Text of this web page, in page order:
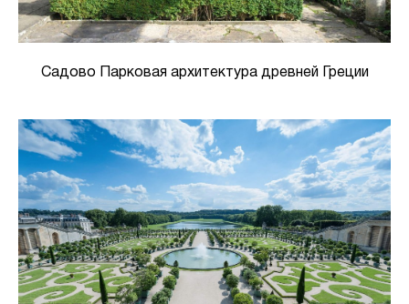
Садово Парковая архитектура древней Греции